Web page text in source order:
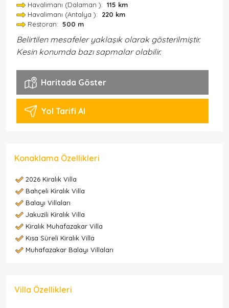
Havalimanı (Dalaman ): 115 km
Havalimanı (Antalya ): 220 km
Restoran: 500 m
Belirtilen mesafeler yaklaşık olarak gösterilmiştir.
Kesin konumda bazı sapmalar olabilir.
Haritada Göster
Yol Tarifi Al
Konaklama Özellikleri
2026 Kiralık Villa
Bahçeli Kiralık Villa
Balayı Villaları
Jakuzili Kiralık Villa
Kiralık Muhafazakar Villa
Kısa Süreli Kiralık Villa
Muhafazakar Balayı Villaları
Villa Özellikleri